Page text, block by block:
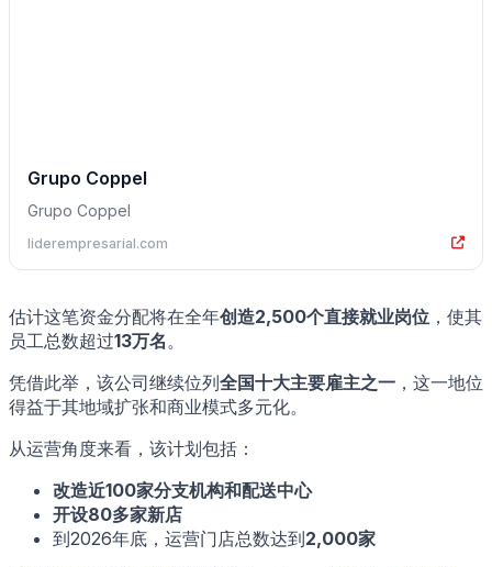
Grupo Coppel
Grupo Coppel
liderempresarial.com
估计这笔资金分配将在全年创造2,500个直接就业岗位 ，使其
员工总数超过13万名 。
凭借此举，该公司继续位列全国十大主要雇主之一 ，这一地位
得益于其地域扩张和商业模式多元化。
从运营角度来看，该计划包括：
改造近100家分支机构和配送中心
开设80多家新店
到2026年底，运营门店总数达到2,000家